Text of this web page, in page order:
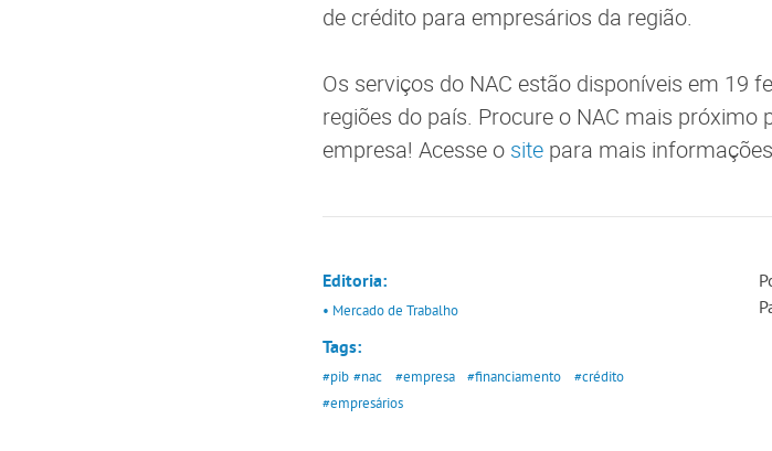
de crédito para empresários da região.
Os serviços do NAC estão disponíveis em 19
regiões do país. Procure o NAC mais
empresa! Acesse o site para mais
Editoria:
• Mercado de Trabalho
Tags:
#pib #nac #empresa #financiamento
#crédito
#empresários